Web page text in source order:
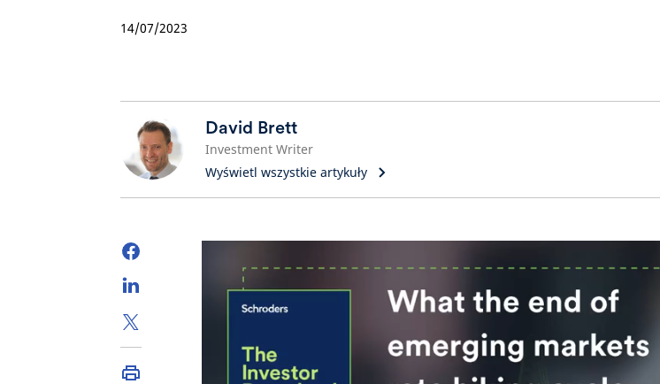
14/07/2023
David Brett
Investment Writer
Wyświetl wszystkie artykuły